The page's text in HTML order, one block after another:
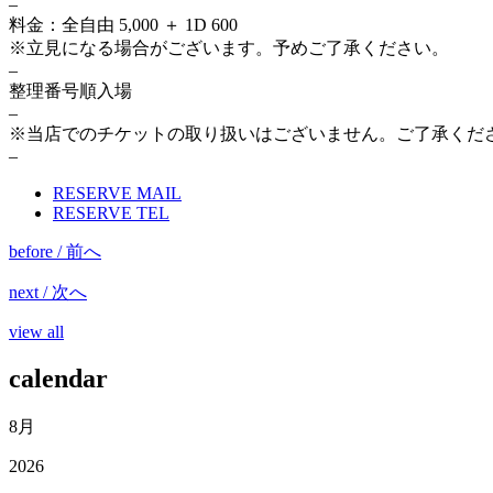
–
料金：全自由 5,000 ＋ 1D 600
※立見になる場合がございます。予めご了承ください。
–
整理番号順入場
–
※当店でのチケットの取り扱いはございません。ご了承くだ
–
RESERVE MAIL
RESERVE TEL
before / 前へ
next / 次へ
view all
calendar
8月
2026